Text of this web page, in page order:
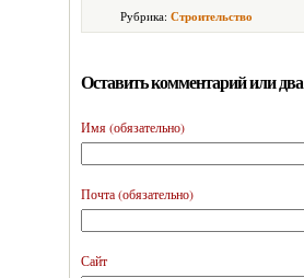
Рубрика: Строительство
Оставить комментарий или два
Имя (обязательно)
Почта (обязательно)
Сайт